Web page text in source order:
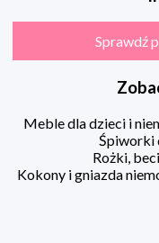
Sprawdź
Meble dla dzieci i
Śpiworki
Rożki,
Kokony i gniazda